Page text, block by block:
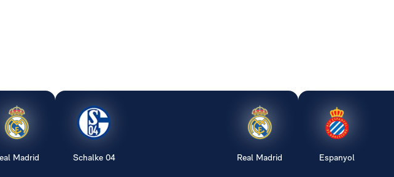
Madrid Schalke 04 Real Madrid Espanyol